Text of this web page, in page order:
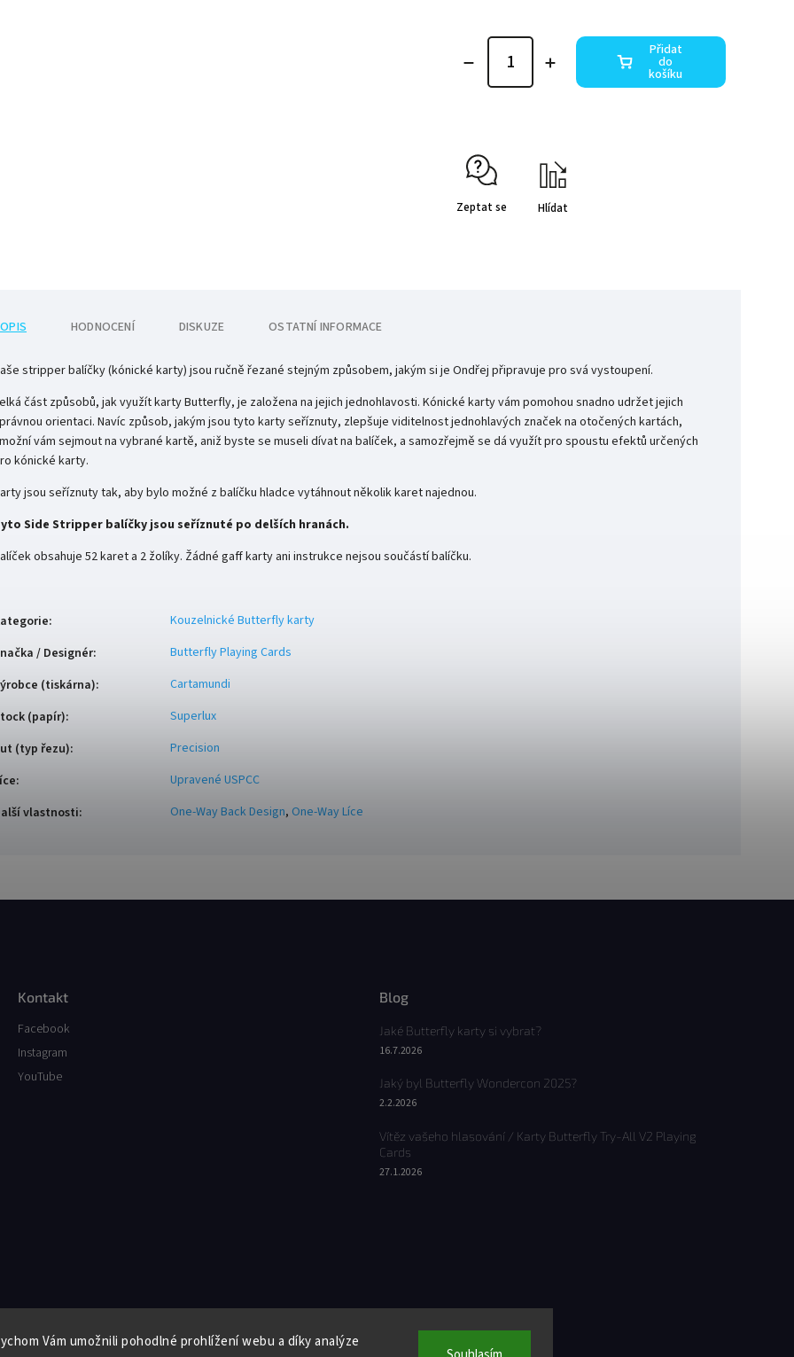
Vám umožnili pohodlné prohlížení webu a díky analýze
Přidat
do
košíku
Zeptat se Hlídat
HODNOCENÍ DISKUZE OSTATNÍ INFORMACE
stripper balíčky (kónické karty) jsou ručně řezané stejným způsobem, jakým si je Ondřej připravuje pro svá vystoupení.
část způsobů, jak využít karty Butterfly, je založena na jejich jednohlavosti. Kónické karty vám pomohou snadno udržet jejich
orientaci. Navíc způsob, jakým jsou tyto karty seříznuty, zlepšuje viditelnost jednohlavých značek na otočených kartách,
vám sejmout na vybrané kartě, aniž byste se museli dívat na balíček, a samozřejmě se dá využít pro spoustu efektů určených
kónické karty.
jsou seříznuty tak, aby bylo možné z balíčku hladce vytáhnout několik karet najednou.
Side Stripper balíčky jsou seříznuté po delších hranách.
obsahuje 52 karet a 2 žolíky. Žádné gaff karty ani instrukce nejsou součástí balíčku.
:
Kouzelnické Butterfly karty
/ Designér:
Butterfly Playing Cards
(tiskárna):
Cartamundi
(papír):
Superlux
(typ řezu):
Precision
:
Upravené USPCC
vlastnosti: One-Way Back Design, One-Way Líce
Kontakt
Facebook
Instagram
YouTube
Blog
Jaké Butterfly karty si vybrat?
16.7.2026
Jaký byl Butterfly Wondercon 2025?
2.2.2026
Vítěz vašeho hlasování / Karty Butterfly Try-All V2 Playing
Cards
27.1.2026